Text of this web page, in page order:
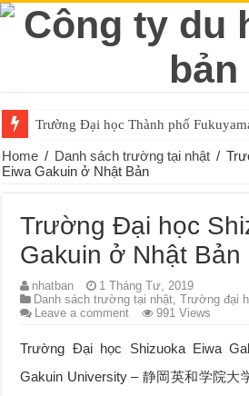
Trường Đại học Thành phố
Trường Đại học Hiroshima Gakuen
Home / Danh sách trường tại nhật /
Eiwa Gakuin ở Nhật Bản
Trường Đại học
Gakuin ở Nhật Bản
nhatban
1 Tháng Tư, 2019
Danh sách trường tại nhật,Trường đại
Leave a comment
991 Views
Trường Đại học Shizuoka Eiwa
Gakuin University – 静岡英和学院大